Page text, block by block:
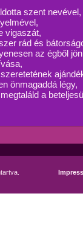
szent nevével,
vigaszát,
rád és
az égből
önmagaddá légy,
a